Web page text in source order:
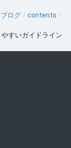
ブログ / contents /
すいガイドライン